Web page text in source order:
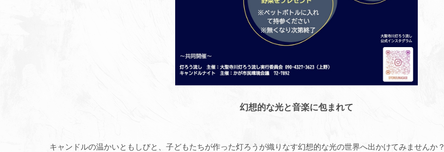
幻想的な光と音楽に包まれて
キャンドルの温かいともしびと、子どもたちが作った灯ろうが織りなす幻想的な光の世界へ出かけてみませんか？